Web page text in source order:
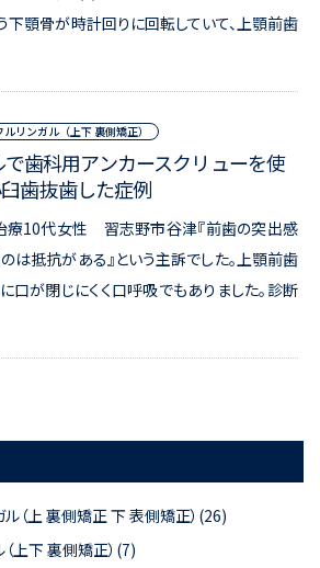
下顎骨が時計回りに回転していて、上顎前歯
リンガル（上下 裏側矯正）
歯科用アンカースクリューを使
歯抜歯した症例
10代女性 習志野市谷津『前歯の突出感
は抵抗がある』という主訴でした。上顎前歯
口が閉じにくく口呼吸でもありました。診断
（上 裏側矯正 下 表側矯正）(26)
上下 裏側矯正）(7)